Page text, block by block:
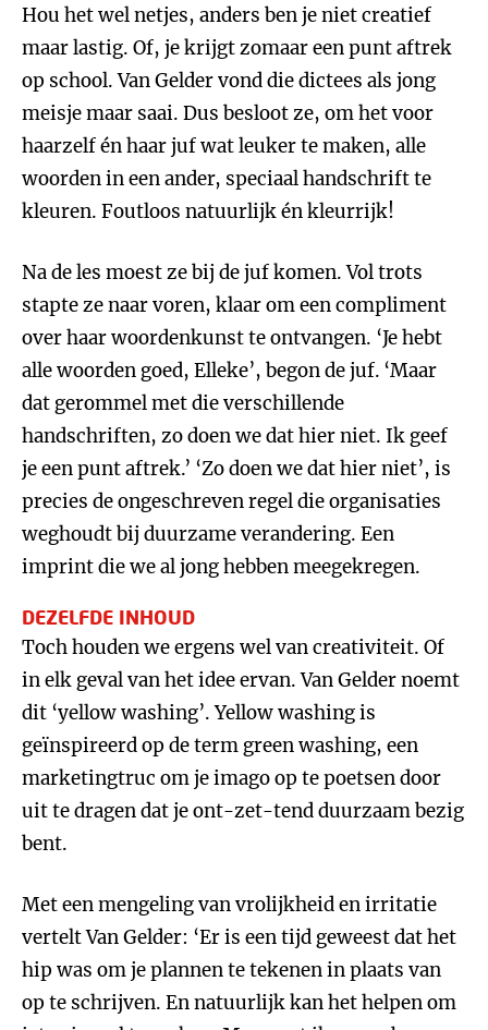
Hou het wel netjes, anders ben je niet creatief
maar lastig. Of, je krijgt zomaar een punt aftrek
op school. Van Gelder vond die dictees als jong
meisje maar saai. Dus besloot ze, om het voor
haarzelf én haar juf wat leuker te maken, alle
woorden in een ander, speciaal handschrift te
kleuren. Foutloos natuurlijk én kleurrijk!
Na de les moest ze bij de juf komen. Vol trots
stapte ze naar voren, klaar om een compliment
over haar woordenkunst te ontvangen. ‘Je hebt
alle woorden goed, Elleke’, begon de juf. ‘Maar
dat gerommel met die verschillende
handschriften, zo doen we dat hier niet. Ik geef
je een punt aftrek.’ ‘Zo doen we dat hier niet’, is
precies de ongeschreven regel die organisaties
weghoudt bij duurzame verandering. Een
imprint die we al jong hebben meegekregen.
DEZELFDE INHOUD
Toch houden we ergens wel van creativiteit. Of
in elk geval van het idee ervan. Van Gelder noemt
dit ‘yellow washing’. Yellow washing is
geïnspireerd op de term green washing, een
marketingtruc om je imago op te poetsen door
uit te dragen dat je ont-zet-tend duurzaam bezig
bent.
Met een mengeling van vrolijkheid en irritatie
vertelt Van Gelder: ‘Er is een tijd geweest dat het
hip was om je plannen te tekenen in plaats van
op te schrijven. En natuurlijk kan het helpen om